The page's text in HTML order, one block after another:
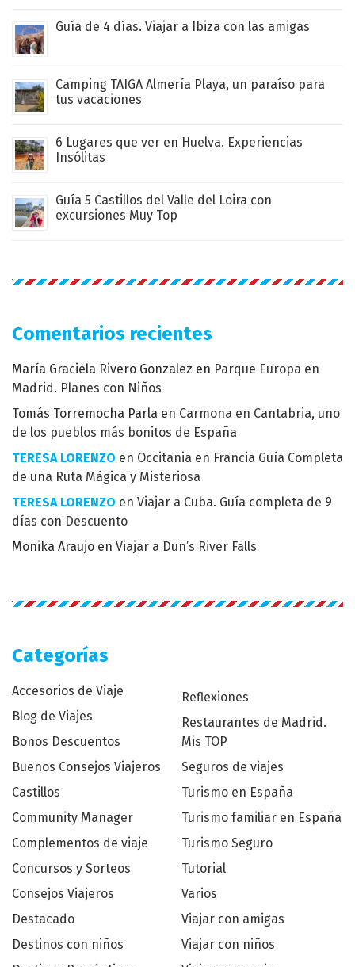
Guía de 4 días. Viajar a Ibiza con las amigas
Camping TAIGA Almería Playa, un paraíso para
tus vacaciones
6 Lugares que ver en Huelva. Experiencias
Insólitas
Guía 5 Castillos del Valle del Loira con
excursiones Muy Top
Comentarios recientes
María Graciela Rivero Gonzalez en Parque Europa en
Madrid. Planes con Niños
Tomás Torremocha Parla en Carmona en Cantabria, uno
de los pueblos más bonitos de España
TERESA LORENZO en Occitania en Francia Guía Completa
de una Ruta Mágica y Misteriosa
TERESA LORENZO en Viajar a Cuba. Guía completa de 9
días con Descuento
Monika Araujo en Viajar a Dun’s River Falls
Categorías
Accesorios de Viaje
Blog de Viajes
Bonos Descuentos
Buenos Consejos Viajeros
Castillos
Community Manager
Complementos de viaje
Concursos y Sorteos
Consejos Viajeros
Destacado
Destinos con niños
Reflexiones
Restaurantes de Madrid.
Mis TOP
Seguros de viajes
Turismo en España
Turismo familiar en España
Turismo Seguro
Tutorial
Varios
Viajar con amigas
Viajar con niños